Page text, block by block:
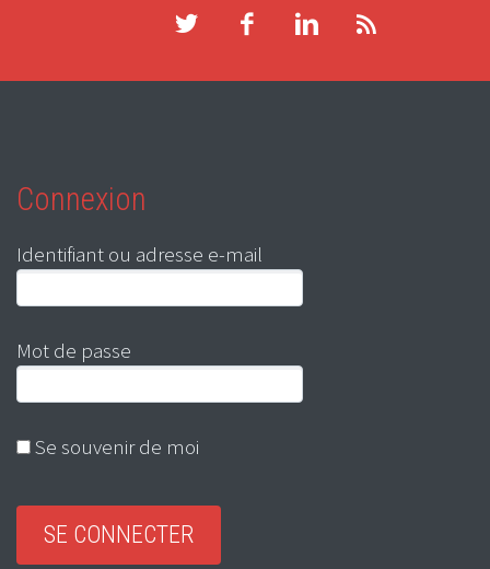
Connexion
Identifiant ou adresse e-mail
Mot de passe
Se souvenir de moi